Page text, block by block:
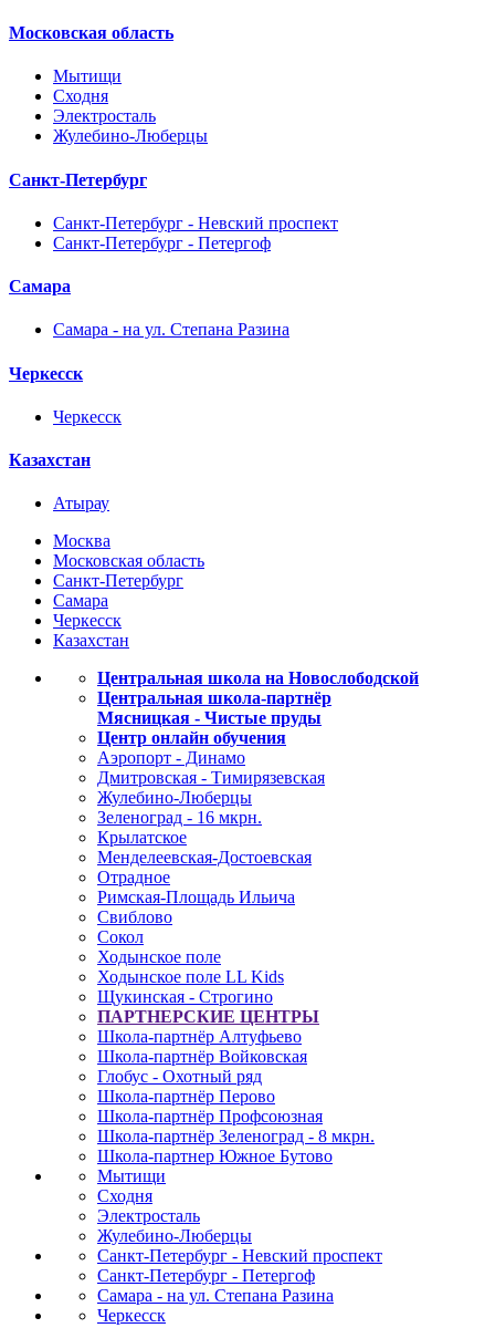
Московская область
Мытищи
Сходня
Электросталь
Жулебино-Люберцы
Санкт-Петербург
Санкт-Петербург - Невский проспект
Санкт-Петербург - Петергоф
Самара
Самара - на ул. Степана Разина
Черкесск
Черкесск
Казахстан
Атырау
Москва
Московская область
Санкт-Петербург
Самара
Черкесск
Казахстан
Центральная школа на Новослободской
Центральная школа-партнёр
Мясницкая - Чистые пруды
Центр онлайн обучения
Аэропорт - Динамо
Дмитровская - Тимирязевская
Жулебино-Люберцы
Зеленоград - 16 мкрн.
Крылатское
Менделеевская-Достоевская
Отрадное
Римская-Площадь Ильича
Свиблово
Сокол
Ходынское поле
Ходынское поле LL Kids
Щукинская - Строгино
ПАРТНЕРСКИЕ ЦЕНТРЫ
Школа-партнёр Алтуфьево
Школа-партнёр Войковская
Глобус - Охотный ряд
Школа-партнёр Перово
Школа-партнёр Профсоюзная
Школа-партнёр Зеленоград - 8 мкрн.
Школа-партнер Южное Бутово
Мытищи
Сходня
Электросталь
Жулебино-Люберцы
Санкт-Петербург - Невский проспект
Санкт-Петербург - Петергоф
Самара - на ул. Степана Разина
Черкесск